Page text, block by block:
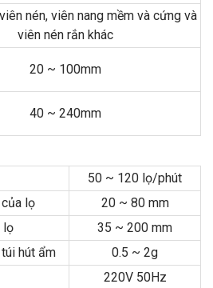
nén, viên nang mềm và cứng và
viên nén rắn khác
20 ~ 100mm
40 ~ 240mm
50 ~ 120 lọ/phút
lọ
20 ~ 80 mm
lọ
35 ~ 200 mm
hút ẩm
0.5 ~ 2g
220V 50Hz